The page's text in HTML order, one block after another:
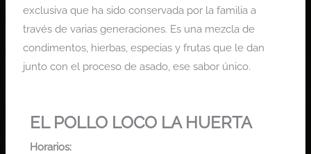
exclusiva que ha sido conservada por la familia a
través de varias generaciones. Es una mezcla de
condimentos, hierbas, especias y frutas que le dan
junto con el proceso de asado, ese sabor único.
EL POLLO LOCO LA HUERTA
Horarios: